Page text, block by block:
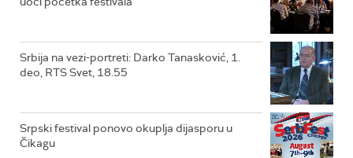
Srbija na vezi-portreti: Darko Tanasković, 1.
deo, RTS Svet, 18.55
Srpski festival ponovo okuplja dijasporu u
Čikagu